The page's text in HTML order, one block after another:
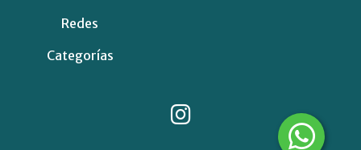
Redes
Categorías